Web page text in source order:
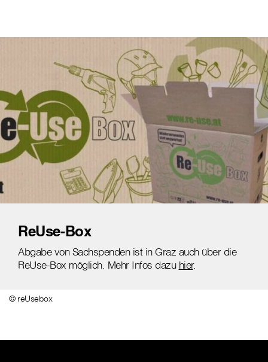
ReUse-Box
Abgabe von Sachspenden ist in Graz auch über die
ReUse-Box möglich. Mehr Infos dazu hier.
© reUsebox